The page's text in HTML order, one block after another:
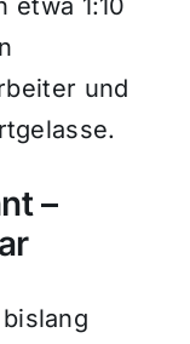
etwa 1:10
und
–